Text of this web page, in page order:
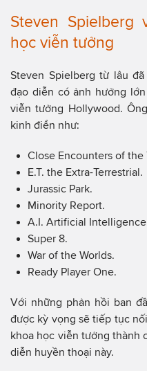
Steven
học viễn tưởng
Steven Spielberg từ lâu
đạo diễn có ảnh hưởng
viễn tưởng Hollywood.
kinh điển như:
Close Encounters of the
E.T. the Extra-Terrestrial.
Jurassic Park.
Minority Report.
A.I. Artificial
Super 8.
War of the Worlds.
Ready Player One.
Với những phản hồi ban
được kỳ vọng sẽ tiếp tục
khoa học viễn tưởng thành
diễn huyền thoại này.